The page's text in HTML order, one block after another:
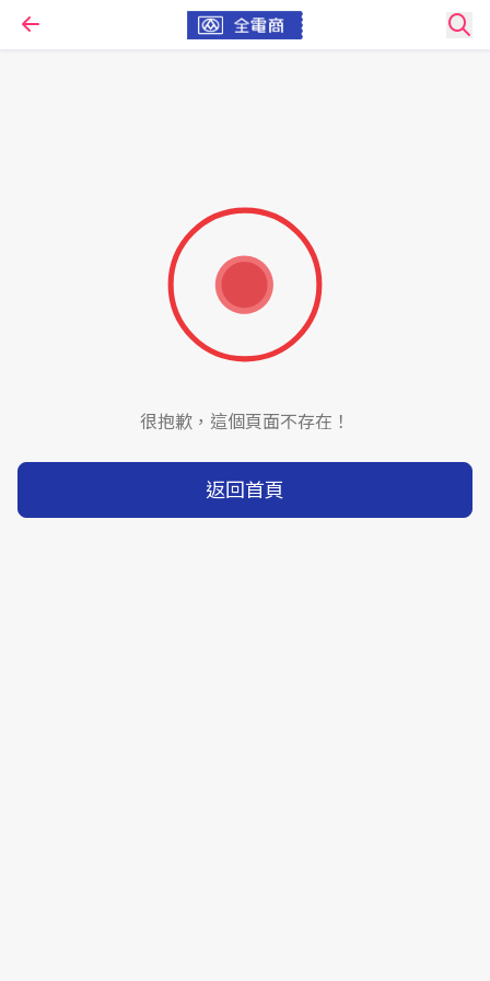
很抱歉，這個頁面不存在！
返回首頁